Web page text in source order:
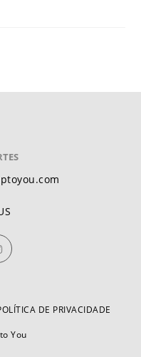
DE PRIVACIDADE
You